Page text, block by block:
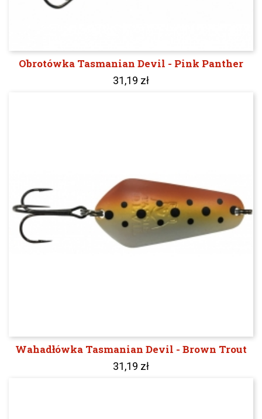
Obrotówka Tasmanian Devil - Pink Panther
31,19 zł
Wahadłówka Tasmanian Devil - Brown Trout
31,19 zł